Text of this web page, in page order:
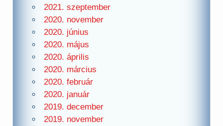
2021. szeptember
2020. november
2020. június
2020. május
2020. április
2020. március
2020. február
2020. január
2019. december
2019. november